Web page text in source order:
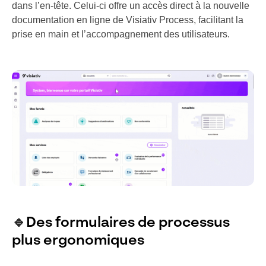
dans l’en-tête. Celui-ci offre un accès direct à la nouvelle
documentation en ligne de Visiativ Process, facilitant la
prise en main et l’accompagnement des utilisateurs.
🔹 Des formulaires de processus
plus ergonomiques